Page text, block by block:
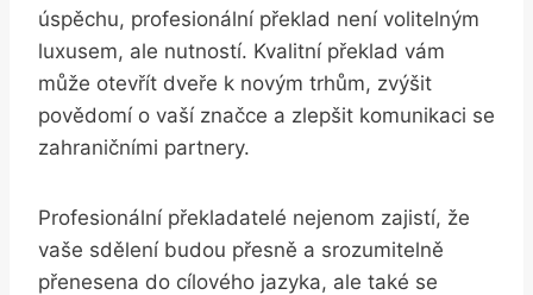
úspěchu, profesionální překlad není volitelným
luxusem, ale nutností. Kvalitní překlad vám
může otevřít dveře k novým trhům, zvýšit
povědomí o vaší značce a zlepšit komunikaci se
zahraničními partnery.
Profesionální překladatelé nejenom zajistí, že
vaše sdělení budou přesně a srozumitelně
přenesena do cílového jazyka, ale také se